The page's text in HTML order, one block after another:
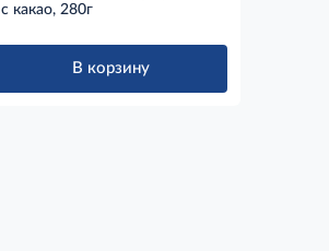
с какао, 280г
В корзину